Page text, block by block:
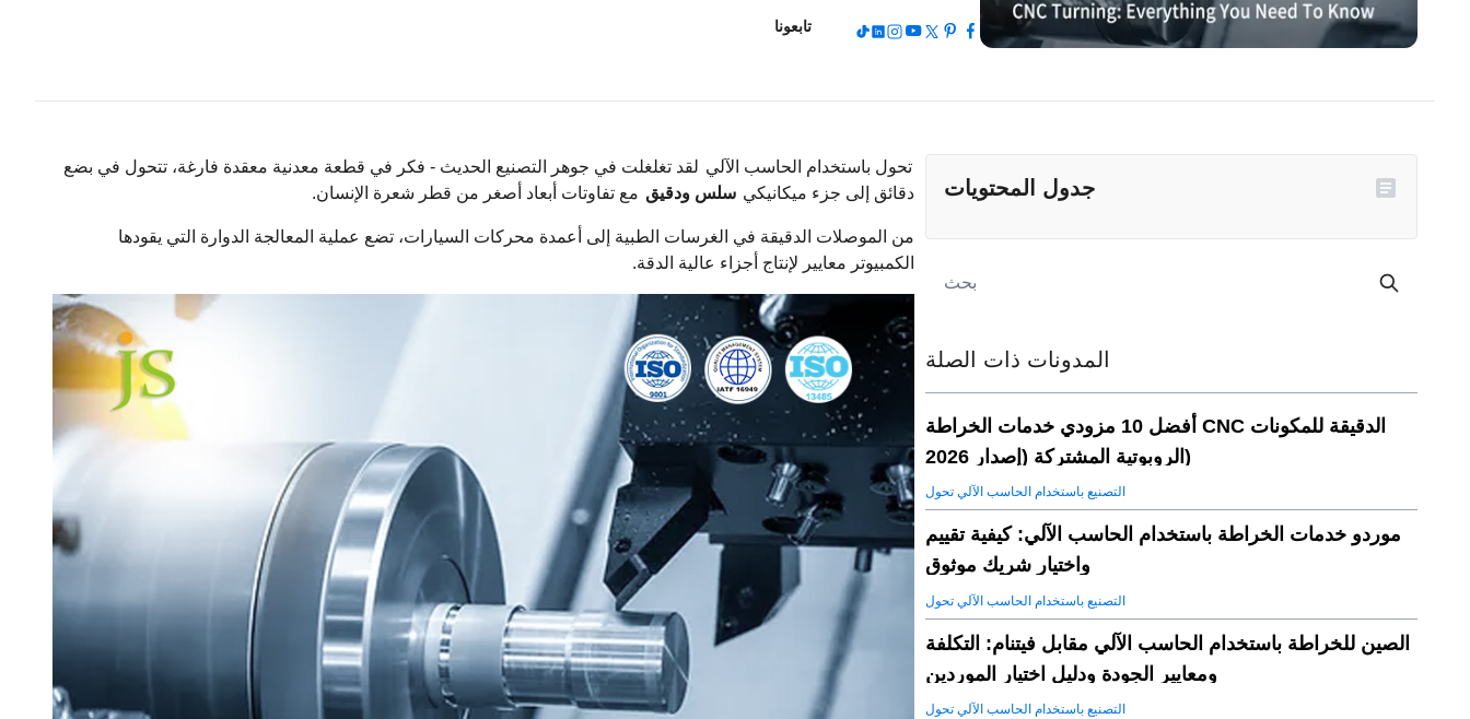
تابعونا
تحول باستخدام الحاسب الآلي لقد تغلغلت في جوهر التصنيع الحديث - فكر في قطعة معدنية معقدة فارغة، تتحول في بضع
دقائق إلى جزء ميكانيكي سلس ودقيق مع تفاوتات أبعاد أصغر من قطر شعرة الإنسان.
من الموصلات الدقيقة في الغرسات الطبية إلى أعمدة محركات السيارات، تضع عملية المعالجة الدوارة التي يقودها
الكمبيوتر معايير لإنتاج أجزاء عالية الدقة.
جدول المحتويات
المدونات ذات الصلة
أفضل 10 مزودي خدمات الخراطة CNC الدقيقة للمكونات
الروبوتية المشتركة (إصدار 2026)
التصنيع باستخدام الحاسب الآلي تحول
موردو خدمات الخراطة باستخدام الحاسب الآلي: كيفية تقييم
واختيار شريك موثوق
التصنيع باستخدام الحاسب الآلي تحول
الصين للخراطة باستخدام الحاسب الآلي مقابل فيتنام: التكلفة
ومعايير الجودة ودليل اختيار الموردين
التصنيع باستخدام الحاسب الآلي تحول